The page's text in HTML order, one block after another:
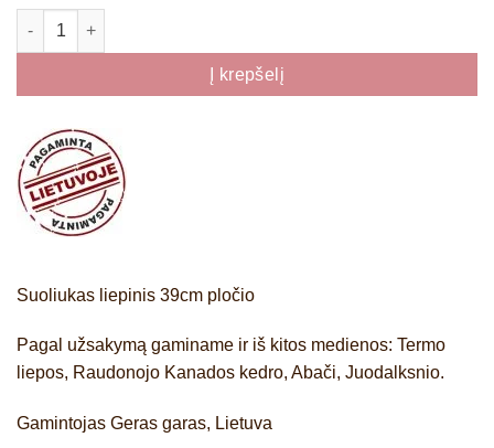
produkto kiekis: Suoliukas liepinis 39cm pločio
Į krepšelį
Suoliukas liepinis 39cm pločio
Pagal užsakymą gaminame ir iš kitos medienos: Termo
liepos, Raudonojo Kanados kedro, Abači, Juodalksnio.
Gamintojas Geras garas, Lietuva